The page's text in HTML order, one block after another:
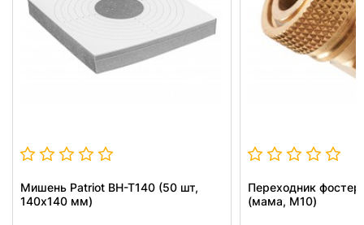
Мишень Patriot BH-T140 (50 шт,
140x140 мм)
Переходник фостер
(мама, М10)